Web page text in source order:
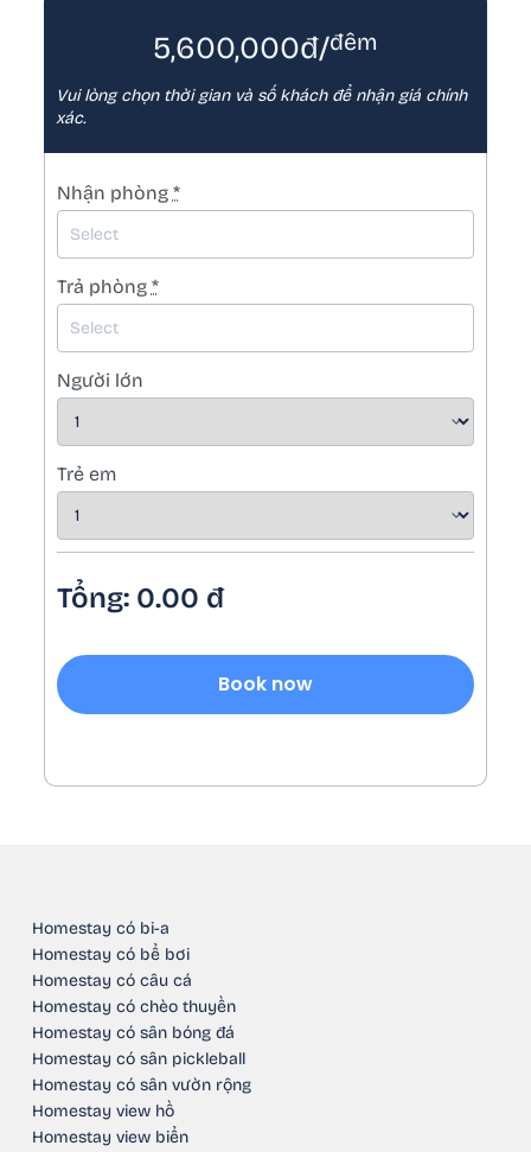
5,600,000đ/đêm
Vui lòng chọn thời gian và số khách để nhận giá chính
xác.
Nhận phòng *
Trả phòng *
Người lớn
Trẻ em
Tổng: 0.00 đ
Book now
Homestay có bi-a
Homestay có bể bơi
Homestay có câu cá
Homestay có chèo thuyền
Homestay có sân bóng đá
Homestay có sân pickleball
Homestay có sân vườn rộng
Homestay view hồ
Homestay view biển